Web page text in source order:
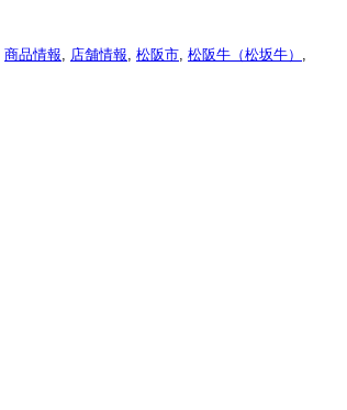
商品情報, 店舗情報, 松阪市, 松阪牛（松坂牛） ,